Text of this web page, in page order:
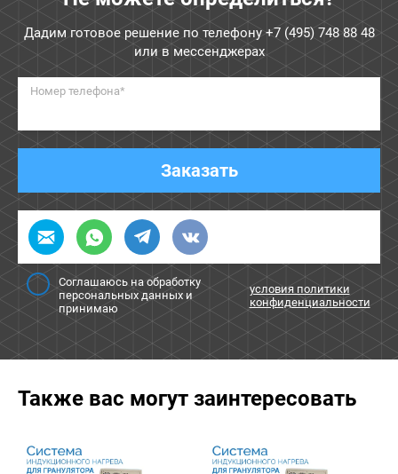
Дадим готовое решение по телефону +7 (495) 748 88 48
или в мессенджерах
Номер телефона*
Заказать
Соглашаюсь на обработку
персональных данных и
принимаю
условия политики
конфиденциальности
Также вас могут заинтересовать